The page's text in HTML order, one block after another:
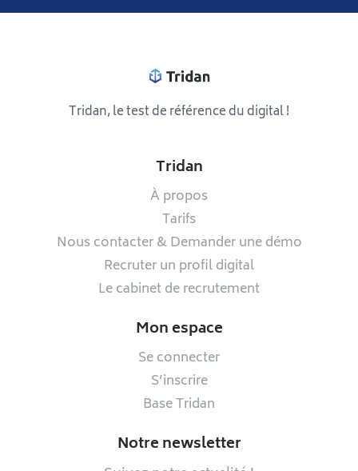
Tridan, le test de référence du digital !
Tridan
À propos
Tarifs
Nous contacter & Demander une démo
Recruter un profil digital
Le cabinet de recrutement
Mon espace
Se connecter
S’inscrire
Base Tridan
Notre newsletter